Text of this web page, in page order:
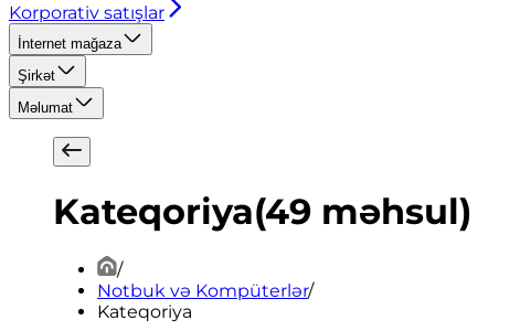
Korporativ satışlar
İnternet mağaza
Şirkət
Məlumat
Kateqoriya(49 məhsul)
/
Notbuk və Kompüterlər/
Kateqoriya